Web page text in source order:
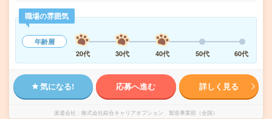
職場の雰囲気
年齢層
20代
30代 40代 50代 60代
気になる! 応募へ進む 詳しく見る
派遣会社 株式会社綜合キャリアオプション 製造事業部（全国）